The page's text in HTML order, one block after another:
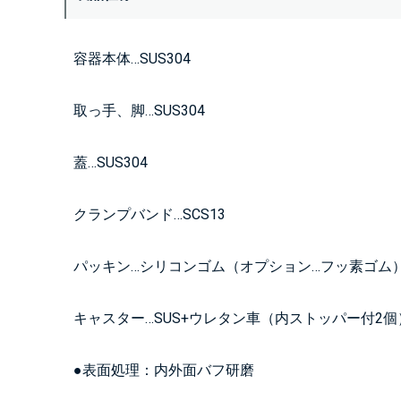
容器本体…SUS304
取っ手、脚…SUS304
蓋…SUS304
クランプバンド…SCS13
パッキン…シリコンゴム（オプション…フッ素ゴム）
キャスター…SUS+ウレタン車（内ストッパー付2個
●表面処理：内外面バフ研磨